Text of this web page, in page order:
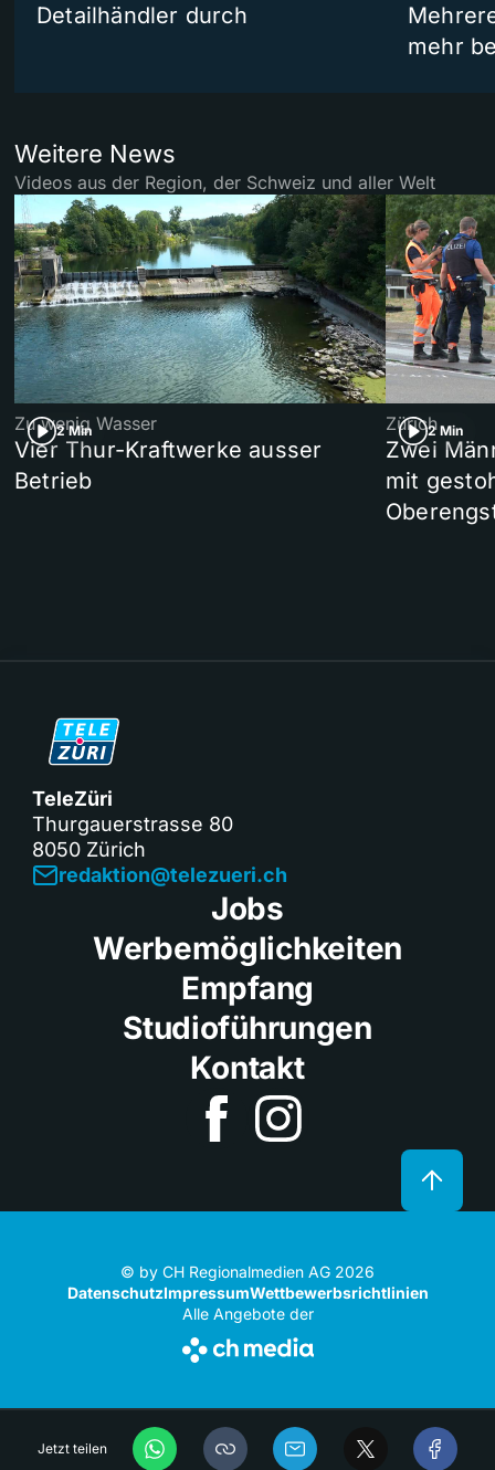
Jetzt teilen
Detailhändler durch
mehr
Weitere News
Videos aus der Region, der Schweiz und aller Welt
2 Min
Zu wenig Wasser
Vier Thur-Kraftwerke ausser
Betrieb
2 Min
Zürich
Zwei
mit
TeleZüri
Thurgauerstrasse 80
8050 Zürich
redaktion@telezueri.ch
Jobs
Werbemöglichkeiten
Empfang
Studioführungen
Kontakt
© by CH Regionalmedien AG 2026
DatenschutzImpressumWettbewerbsrichtlinien
Alle Angebote der